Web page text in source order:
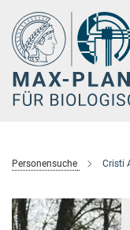
Hauptinhalt
Personensuche Cristi